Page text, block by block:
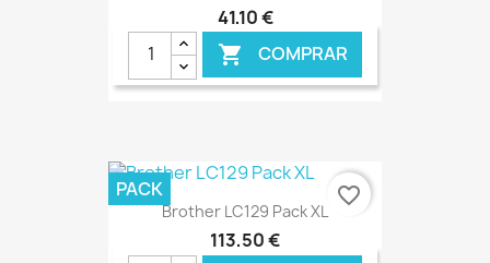
41,10 €
 COMPRAR
€ ONLINE
Brother LC129 Pack XL
113,50 €
PACK favorite_border